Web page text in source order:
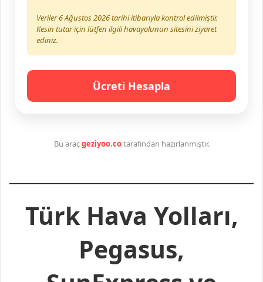
Veriler6 Ağustos 2026tarihi itibarıyla kontrol edilmiştir.
Kesin tutar için lütfen ilgili havayolunun sitesini ziyaret
ediniz.
Ücreti Hesapla
Bu araçgeziyoo.cotarafından hazırlanmıştır.
Türk Hava Yolları,
Pegasus,